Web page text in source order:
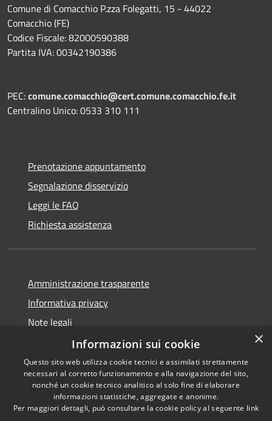
Comune di Comacchio P.zza Folegatti, 15 - 44022
Comacchio (FE)
Codice Fiscale: 82000590388
Partita IVA: 00342190386
PEC:comune.comacchio@cert.comune.comacchio.fe.it
Centralino Unico: 0533 310 111
Prenotazione appuntamento
Segnalazione disservizio
Leggi le FAQ
Richiesta assistenza
Amministrazione trasparente
Informativa privacy
Note legali
Dichiarazione di accessibilità
RSS
Accessibilità
Copyright © 2026 • Città di
Comacchio • Powered by
×
Informazioni sui cookie
Questo sito web utilizza cookie tecnici e assimilati strettamente
necessari al corretto funzionamento e alla navigazione del sito,
nonché un cookie tecnico analitico al solo fine di elaborare
informazioni statistiche, aggregate e anonime.
Per maggiori dettagli, può consultare la cookie policy al seguente link